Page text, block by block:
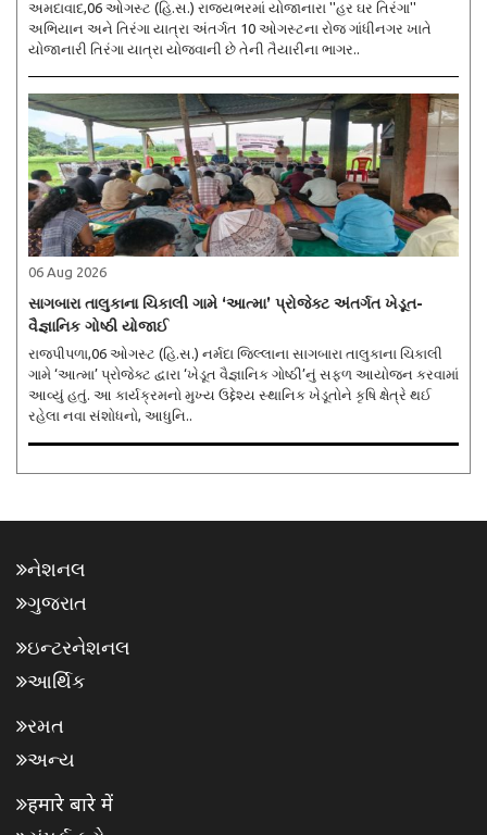
અમદાવાદ,06 ઓગસ્ટ (હિ.સ.) રાજ્યભરમાં યોજાનારા ''હર ઘર તિરંગા''
અભિયાન અને તિરંગા યાત્રા અંતર્ગત 10 ઓગસ્ટના રોજ ગાંધીનગર ખાતે
યોજાનારી તિરંગા યાત્રા યોજવાની છે તેની તૈયારીના ભાગર..
06 Aug 2026
સાગબારા તાલુકાના ચિકાલી ગામે ‘આત્મા’ પ્રોજેક્ટ અંતર્ગત ખેડૂત-
વૈજ્ઞાનિક ગોષ્ઠી યોજાઈ
રાજપીપળા,06 ઓગસ્ટ (હિ.સ.) નર્મદા જિલ્લાના સાગબારા તાલુકાના ચિકાલી
ગામે ‘આત્મા’ પ્રોજેક્ટ દ્વારા ‘ખેડૂત વૈજ્ઞાનિક ગોષ્ઠી’નું સફળ આયોજન કરવામાં
આવ્યું હતું. આ કાર્યક્રમનો મુખ્ય ઉદ્દેશ્ય સ્થાનિક ખેડૂતોને કૃષિ ક્ષેત્રે થઈ
રહેલા નવા સંશોધનો, આધુનિ..
નેશનલ
ગુજરાત
ઇન્ટરનેશનલ
આર્થિક
રમત
અન્ય
हमारे बारे में